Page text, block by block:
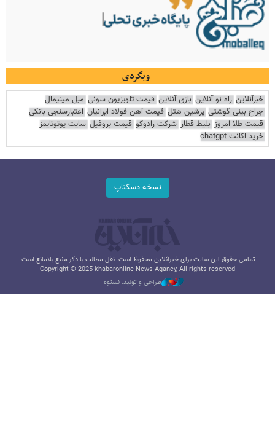
وبگردی
خبرآنلاین راه نو آنلاین بازی آنلاین قیمت تلویزیون سونی مبل مینیمال
جراح بینی گوشتی پرشین هتل قیمت آهن فولاد ایرانیان اعتبارسنجی بانکی
قیمت طلا امروز بلیط قطار شرکت رادوکو قیمت پروفیل سایت یوتوتایمز
خرید اکانت chatgpt
نسخه دسکتاپ
تمامی حقوق این سایت برای خبرآنلاین محفوظ است. نقل مطالب با ذکر منبع بلامانع است.
Copyright © 2025 khabaronline News Agancy, All rights reserved
طراحی و تولید: نستوه